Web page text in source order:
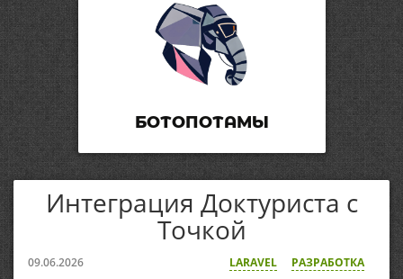
БОТОПОТАМЫ
Интеграция Доктуриста с
Точкой
09.06.2026 LARAVEL РАЗРАБОТКА